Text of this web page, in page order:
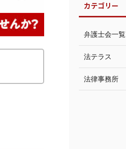
カテゴリー
弁護士会一覧
法テラス
法律事務所